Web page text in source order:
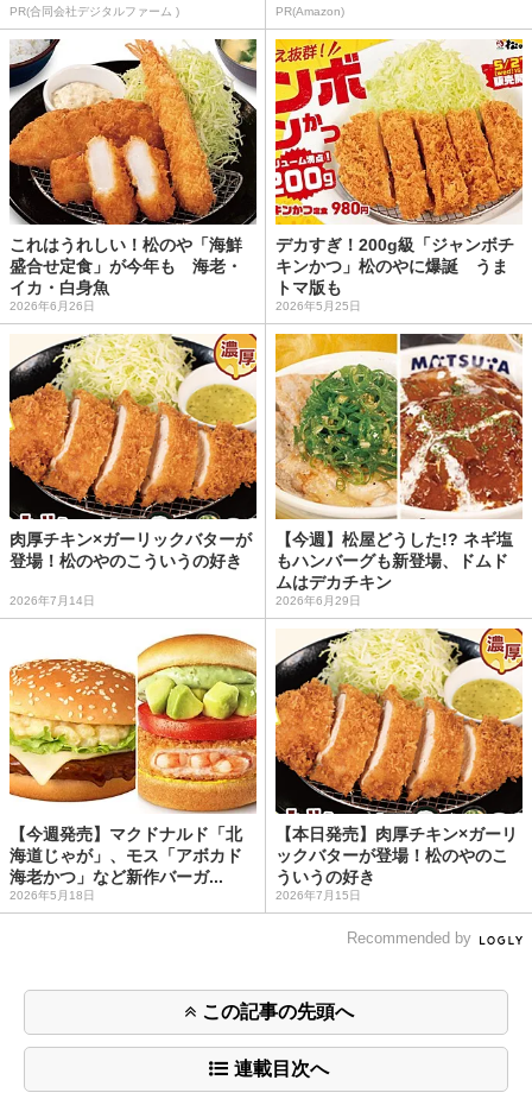
PR(合同会社デジタルファーム ) PR(Amazon)
これはうれしい！松のや「海鮮
盛合せ定食」が今年も 海老・
イカ・白身魚
2026年6月26日
デカすぎ！200g級「ジャンボチ
キンかつ」松のやに爆誕 うま
トマ版も
2026年5月25日
肉厚チキン×ガーリックバターが
登場！松のやのこういうの好き
2026年7月14日
【今週】松屋どうした!? ネギ塩
もハンバーグも新登場、ドムド
ムはデカチキン
2026年6月29日
【今週発売】マクドナルド「北
海道じゃが」、モス「アボカド
海老かつ」など新作バーガ...
2026年5月18日
【本日発売】肉厚チキン×ガーリ
ックバターが登場！松のやのこ
ういうの好き
2026年7月15日
Recommended by
この記事の先頭へ
連載目次へ